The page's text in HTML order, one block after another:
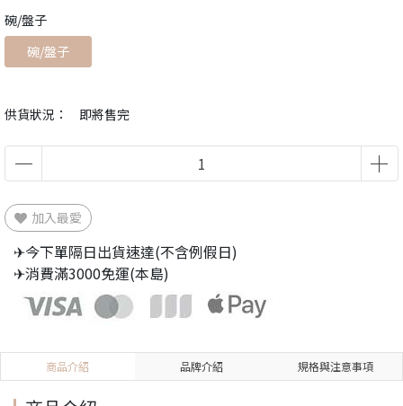
供貨狀況： 即將售完
碗/盤子
碗/盤子
加入最愛
✈今下單隔日出貨速達(不含例假日)
✈消費滿3000免運(本島)
商品介紹 品牌介紹 規格與注意事項